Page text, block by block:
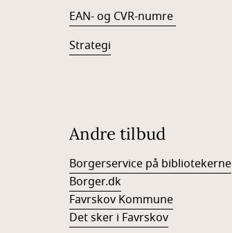
EAN- og CVR-numre
Strategi
Andre tilbud
Borgerservice på bibliotekerne
Borger.dk
Favrskov Kommune
Det sker i Favrskov